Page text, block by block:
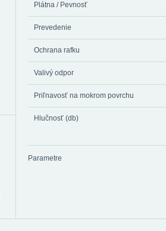
Plátna / Pevnosť
Prevedenie
Ochrana rafku
Valivý odpor
Priľnavosť na mokrom povrchu
Hlučnosť (db)
Parametre